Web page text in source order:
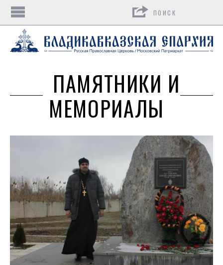
ПАМЯТНИКИ И
МЕМОРИАЛЫ